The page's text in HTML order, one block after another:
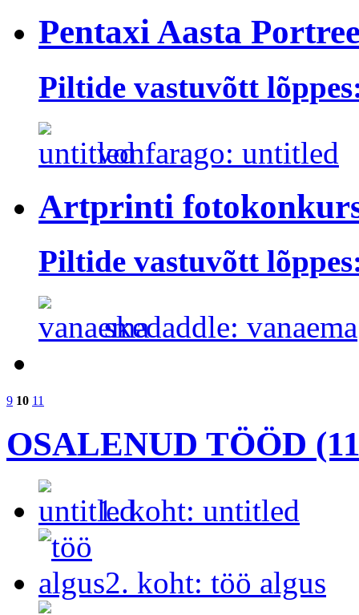
Pentaxi Aasta
Piltide vastuvõtt
vonfarago: untitled
Artprinti
Piltide vastuvõtt
skedaddle: vanaema
9 10 11
OSALENUD TÖÖD
1. koht: untitled
2. koht: töö algus